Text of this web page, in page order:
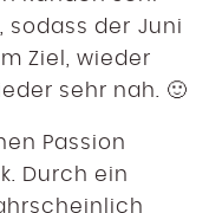
der Juni
Ziel, wieder
sehr nah. 🙂
Passion
Durch ein